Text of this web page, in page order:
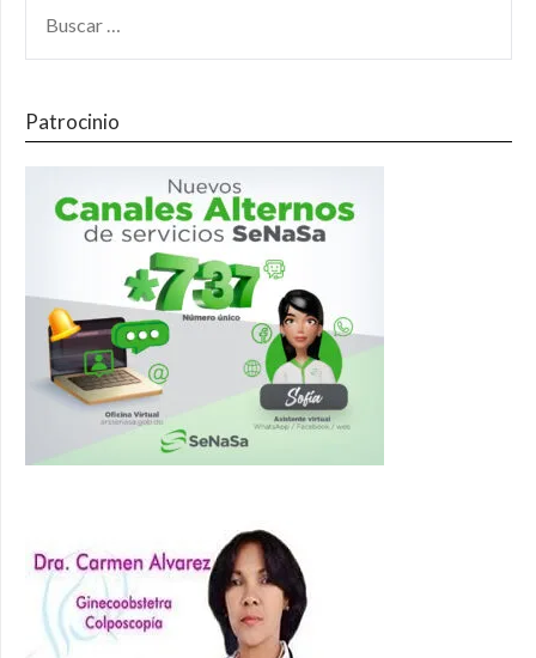
Patrocinio